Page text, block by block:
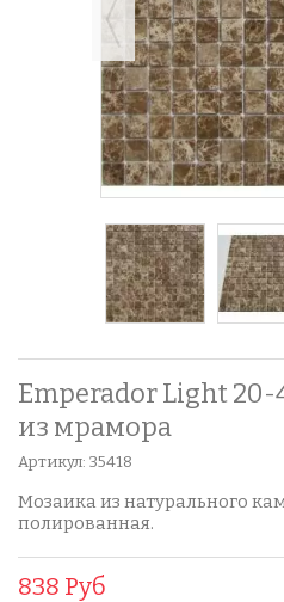
Emperador Light 20-
из мрамора
Артикул: 35418
Мозаика из натурального
полированная.
838 Руб